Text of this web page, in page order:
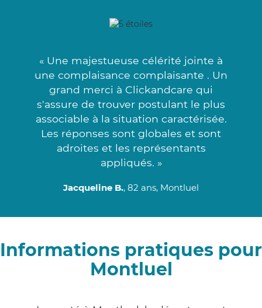
« Une majestueuse célérité jointe à
une complaisance complaisante . Un
grand merci à Clickandcare qui
s'assure de trouver postulant le plus
associable à la situation caractérisée.
Les réponses sont globales et sont
adroites et les représentants
appliqués. »
Jacqueline B., 82 ans, Montluel
Informations pratiques pour
Montluel